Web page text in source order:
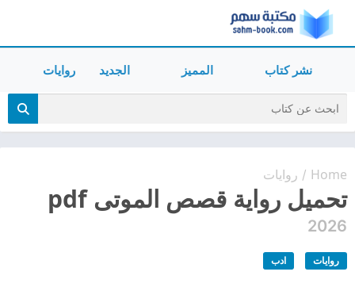
نشر كتاب المميز الجديد روايات
Home
/ روايات
تحميل رواية قصص الموتى pdf
2026
روايات ادب